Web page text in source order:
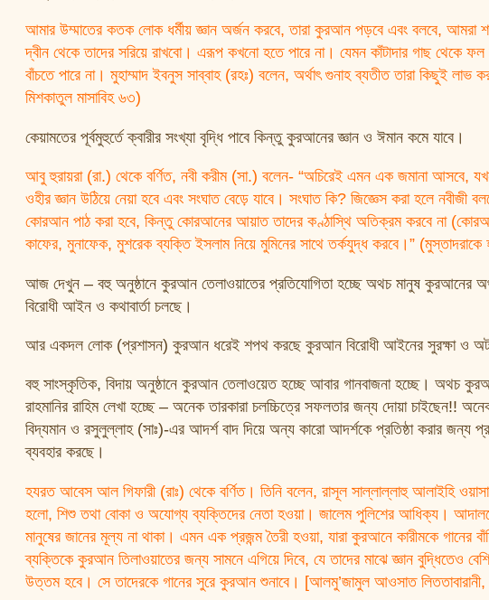
আমার উম্মাতের কতক লোক ধর্মীয় জ্ঞান অর্জন করবে, তারা কুরআন পড়বে এবং বলবে, আমরা
দ্বীন থেকে তাদের সরিয়ে রাখবো। এরূপ কখনো হতে পারে না। যেমন কাঁটাদার গাছ থেকে
বাঁচতে পারে না। মুহাম্মাদ ইবনুস সাব্বাহ (রহঃ) বলেন, অর্থাৎ গুনাহ ব্যতীত তারা কিছুই
মিশকাতুল মাসাবিহ ৬৩)
কেয়ামতের পূর্বমুহুর্তে ক্বারীর সংখ্যা বৃদ্ধি পাবে কিন্তু কুরআনের জ্ঞান ও ঈমান কমে যাবে।
আবু হুরায়রা (রা.) থেকে বর্ণিত, নবী করীম (সা.) বলেন- “অচিরেই এমন এক জমানা আসবে,
ওহীর জ্ঞান উঠিয়ে নেয়া হবে এবং সংঘাত বেড়ে যাবে। সংঘাত কি? জিজ্ঞেস করা হলে
কোরআন পাঠ করা হবে, কিন্তু কোরআনের আয়াত তাদের কণ্ঠাস্থি অতিক্রম করবে না
কাফের, মুনাফেক, মুশরেক ব্যক্তি ইসলাম নিয়ে মুমিনের সাথে তর্কযুদ্ধ করবে।” (মুস্তাদরাকে
আজ দেখুন – বহু অনুষ্ঠানে কুরআন তেলাওয়াতের প্রতিযোগিতা হচ্ছে অথচ মানুষ কুরআনের
বিরোধী আইন ও কথাবার্তা চলছে।
আর একদল লোক (প্রশাসন) কুরআন ধরেই শপথ করছে কুরআন বিরোধী আইনের সুরক্ষা ও
বহু সাংস্কৃতিক, বিদায় অনুষ্ঠানে কুরআন তেলাওয়েত হচ্ছে আবার গানবাজনা হচ্ছে। অথচ
রাহমানির রাহিম লেখা হচ্ছে – অনেক তারকারা চলচ্চিত্রে সফলতার জন্য দোয়া চাইছেন!!
বিদ্যমান ও রসুলুল্লাহ (সাঃ)-এর আদর্শ বাদ দিয়ে অন্য কারো আদর্শকে প্রতিষ্ঠা করার জন্য
ব্যবহার করছে।
হযরত আবেস আল গিফারী (রাঃ) থেকে বর্ণিত। তিনি বলেন, রাসূল সাল্লাল্লাহু আলাইহি
হলো, শিশু তথা বোকা ও অযোগ্য ব্যক্তিদের নেতা হওয়া। জালেম পুলিশের আধিক্য।
মানুষের জানের মূল্য না থাকা। এমন এক প্রজন্ম তৈরী হওয়া, যারা কুরআনে কারীমকে গানের
ব্যক্তিকে কুরআন তিলাওয়াতের জন্য সামনে এগিয়ে দিবে, যে তাদের মাঝে জ্ঞান বুদ্ধিতেও
উত্তম হবে। সে তাদেরকে গানের সুরে কুরআন শুনাবে। [আলমু’জামুল আওসাত লিততাবারানী,